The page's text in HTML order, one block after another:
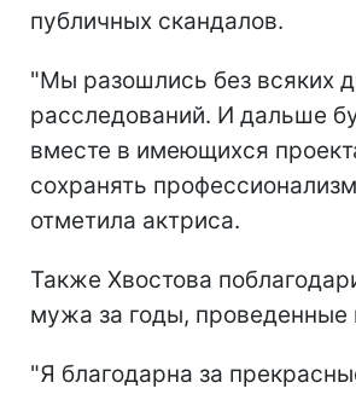
публичных скандалов.
"Мы разошлись без всяких
расследований. И дальше
вместе в имеющихся
сохранять
отметила актриса.
Также Хвостова
мужа за годы, проведенные
"Я благодарна за